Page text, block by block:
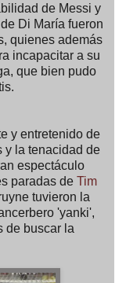
de Messi y
Di María fueron
quienes además
incapacitar a su
que bien pudo
y entretenido de
y la tenacidad de
espectáculo
paradas de Tim
tuvieron la
'yanki',
de buscar la